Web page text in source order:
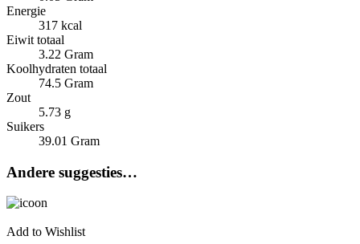
Energie
317 kcal
Eiwit totaal
3.22 Gram
Koolhydraten totaal
74.5 Gram
Zout
5.73 g
Suikers
39.01 Gram
Andere suggesties…
Add to Wishlist